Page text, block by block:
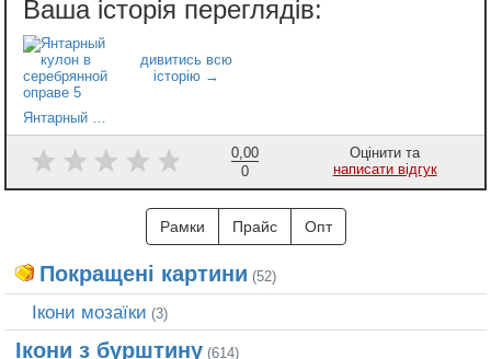
0,00
0
Оцінити та
написати відгук
Рамки Прайс Опт
Покращені картини (52)
Ікони мозаїки (3)
Ікони з бурштину (614)